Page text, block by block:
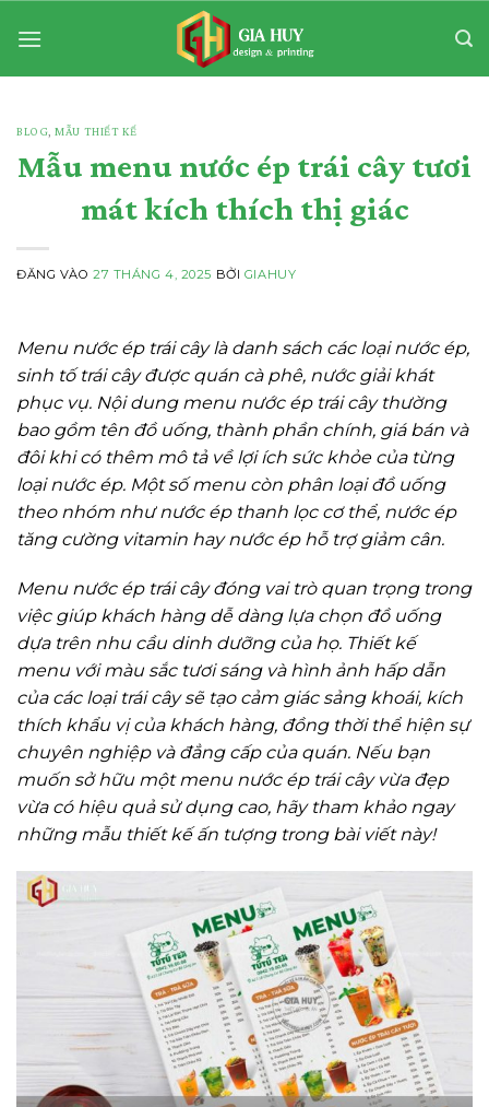
qua
BLOG ,MẪU THIẾT KẾ
Mẫu menu nước ép trái cây tươi
mát kích thích thị giác
ĐĂNG VÀO27 THÁNG 4, 2025 BỞI GIAHUY
Menu nước ép trái cây là danh sách các loại nước ép,
sinh tố trái cây được quán cà phê, nước giải khát
phục vụ. Nội dung menu nước ép trái cây thường
bao gồm tên đồ uống, thành phần chính, giá bán và
đôi khi có thêm mô tả về lợi ích sức khỏe của từng
loại nước ép. Một số menu còn phân loại đồ uống
theo nhóm như nước ép thanh lọc cơ thể, nước ép
tăng cường vitamin hay nước ép hỗ trợ giảm cân.
Menu nước ép trái cây đóng vai trò quan trọng trong
việc giúp khách hàng dễ dàng lựa chọn đồ uống
dựa trên nhu cầu dinh dưỡng của họ. Thiết kế
menu với màu sắc tươi sáng và hình ảnh hấp dẫn
của các loại trái cây sẽ tạo cảm giác sảng khoái, kích
thích khẩu vị của khách hàng, đồng thời thể hiện sự
chuyên nghiệp và đẳng cấp của quán. Nếu bạn
muốn sở hữu một menu nước ép trái cây vừa đẹp
vừa có hiệu quả sử dụng cao, hãy tham khảo ngay
những mẫu thiết kế ấn tượng trong bài viết này!